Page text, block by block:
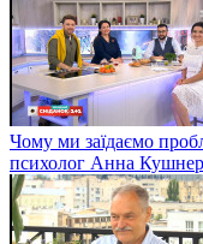
Чому ми заїдаємо
психолог Анна